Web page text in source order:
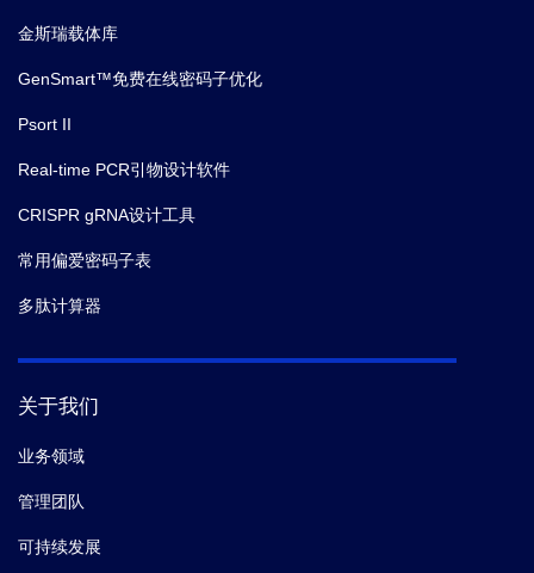
金斯瑞载体库
GenSmart™免费在线密码子优化
Psort II
Real-time PCR引物设计软件
CRISPR gRNA设计工具
常用偏爱密码子表
多肽计算器
关于我们
业务领域
管理团队
可持续发展